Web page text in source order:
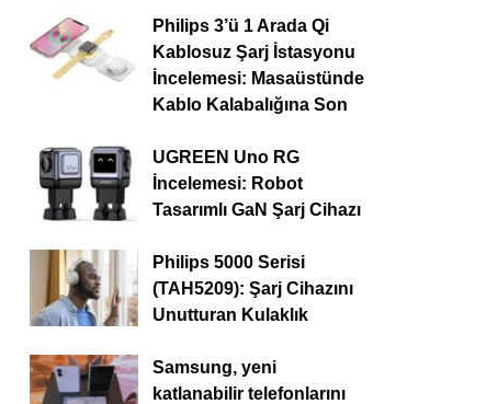
Philips 3’ü 1 Arada Qi
Kablosuz Şarj İstasyonu
İncelemesi: Masaüstünde
Kablo Kalabalığına Son
UGREEN Uno RG
İncelemesi: Robot
Tasarımlı GaN Şarj Cihazı
Philips 5000 Serisi
(TAH5209): Şarj Cihazını
Unutturan Kulaklık
Samsung, yeni
katlanabilir telefonlarını